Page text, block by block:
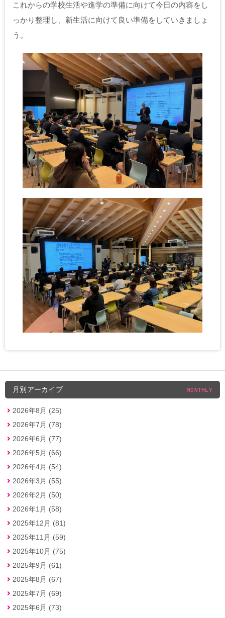
これからの学校生活や進学の準備に向けて今日の内容をし
っかり整理し、新生活に向けて良い準備をしていきましょ
う。
月別アーカイブ MONTHLY
2026年8月 (25)
2026年7月 (78)
2026年6月 (77)
2026年5月 (66)
2026年4月 (54)
2026年3月 (55)
2026年2月 (50)
2026年1月 (58)
2025年12月 (81)
2025年11月 (59)
2025年10月 (75)
2025年9月 (61)
2025年8月 (67)
2025年7月 (69)
2025年6月 (73)